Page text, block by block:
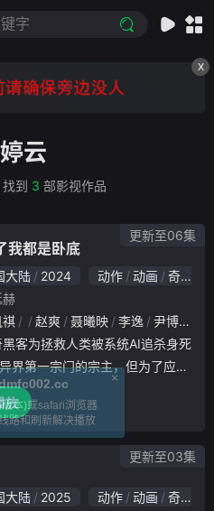
X
云
找到 3 部影视作品
我都是卧底
大陆 2024 动作 动画 奇幻
赫
祺 赵爽 聂曦映 李逸 尹博一
界第一宗门的宗主，但为了应对
的局面和随身而来的系统危机，
的再观望看看。但如锥处囊中，
双心系世人，也是万花丛中过，
放
更新至06集
大陆 2025 动作 动画
奇幻
更新至03集
×
本)或safari浏览器
路和刷新解决播放